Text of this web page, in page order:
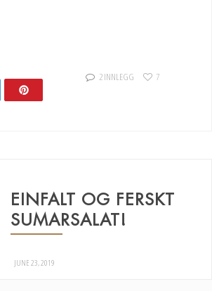
Tweet
2 INNLEGG 7
EINFALT OG FERSKT
SUMARSALAT!
JUNE 23, 2019